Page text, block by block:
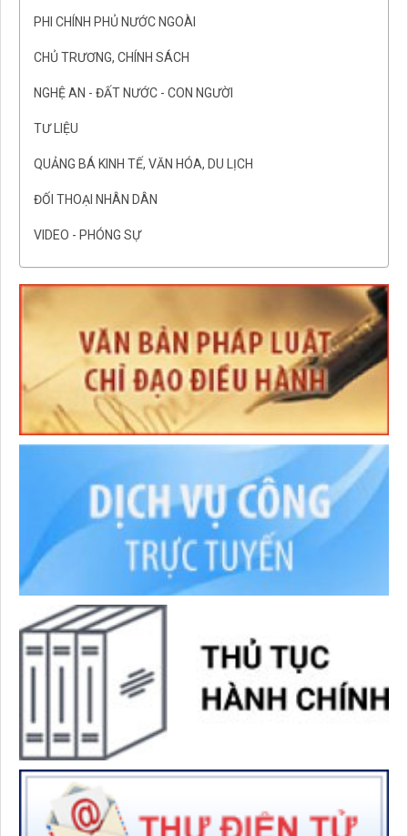
PHI CHÍNH PHỦ NƯỚC NGOÀI
CHỦ TRƯƠNG, CHÍNH SÁCH
NGHỆ AN - ĐẤT NƯỚC - CON NGƯỜI
TƯ LIỆU
QUẢNG BÁ KINH TẾ, VĂN HÓA, DU LỊCH
ĐỐI THOẠI NHÂN DÂN
VIDEO - PHÓNG SỰ